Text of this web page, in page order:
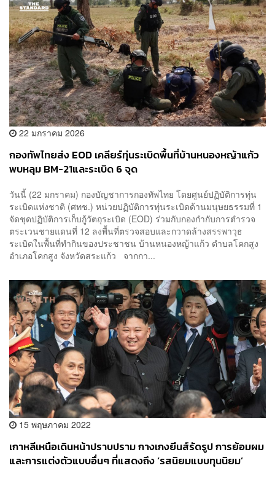
22 มกราคม 2026
กองทัพไทยส่ง EOD เคลียร์ทุ่นระเบิดพื้นที่บ้านหนองหญ้าแก้ว
พบหลุม BM-21และระเบิด 6 จุด
วันนี้ (22 มกราคม) กองบัญชาการกองทัพไทย โดยศูนย์ปฏิบัติการทุ่น
ระเบิดแห่งชาติ (ศทช.) หน่วยปฏิบัติการทุ่นระเบิดด้านมนุษยธรรมที่ 1
จัดชุดปฏิบัติการเก็บกู้วัตถุระเบิด (EOD) ร่วมกับกองกำกับการตำรวจ
ตระเวนชายแดนที่ 12 ลงพื้นที่ตรวจสอบและกวาดล้างสรรพาวุธ
ระเบิดในพื้นที่ทำกินของประชาชน บ้านหนองหญ้าแก้ว ตำบลโคกสูง
อำเภอโคกสูง จังหวัดสระแก้ว จากกา...
15 พฤษภาคม 2022
เกาหลีเหนือเดินหน้าปราบปราม กางเกงยีนส์รัดรูป การย้อมผม
และการแต่งตัวแบบอื่นๆ ที่แสดงถึง ‘รสนิยมแบบทุนนิยม’